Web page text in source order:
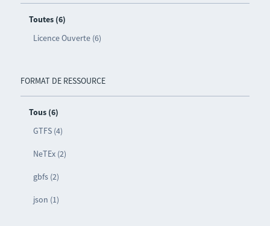
Toutes (6)
Licence Ouverte (6)
FORMAT DE RESSOURCE
Tous (6)
GTFS (4)
NeTEx (2)
gbfs (2)
json (1)